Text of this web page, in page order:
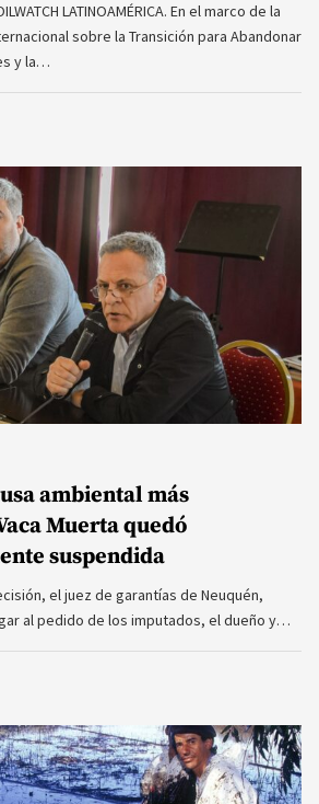
LATINOAMÉRICA. En el marco de la
sobre la Transición para Abandonar
y la…
ambiental más
Muerta quedó
suspendida
el juez de garantías de Neuquén,
al pedido de los imputados, el dueño y…